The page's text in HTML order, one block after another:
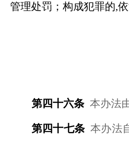
管理处罚；构成犯罪的,
第四十六条 本办法
第四十七条 本办法